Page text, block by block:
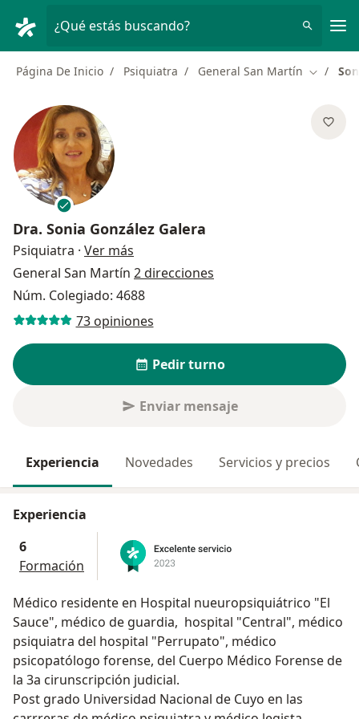
¿Qué estás buscando?
Página De Inicio Psiquiatra General San Martín Cambiar
Dra. Sonia González Galera
Psiquiatra · Ver más
General San Martín 2 direcciones
Núm. Colegiado: 4688
73 opiniones
Pedir turno
Enviar mensaje
Experiencia Novedades Servicios y precios
Experiencia
6
Formación
Médico residente en Hospital nueuropsiquiátrico "El
Sauce", médico de guardia, hospital "Central", médico
psiquiatra del hospital "Perrupato", médico
psicopatólogo forense, del Cuerpo Médico Forense de
la 3a cirunscripción judicial.
Post grado Universidad Nacional de Cuyo en las